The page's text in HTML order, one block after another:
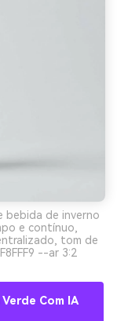
de inverno
e contínuo,
tom de
--ar 3:2
Com IA